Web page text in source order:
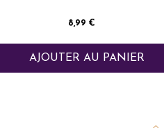
Prix
8,99 €
AJOUTER AU PANIER